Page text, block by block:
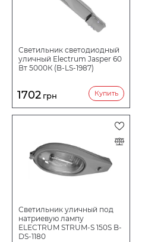
Светильник светодиодный
уличный Electrum Jasper 60
Вт 5000К (B-LS-1987)
1702 грн Купить
Светильник уличный под
натриевую лампу
ELECTRUM STRUM-S 150S B-
DS-1180